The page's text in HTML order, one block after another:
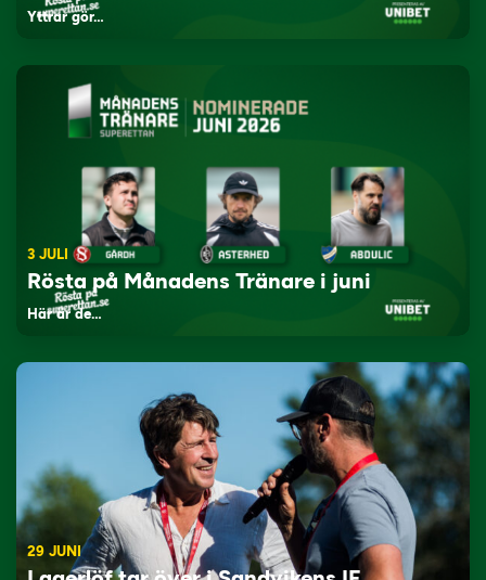
Yttrar gör…
3 JULI
Rösta på Månadens Tränare i juni
Här är de…
29 JUNI